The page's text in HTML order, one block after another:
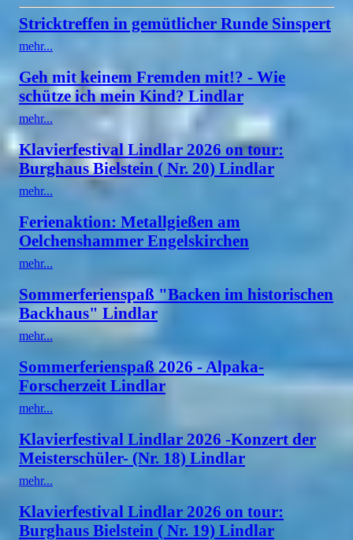
Stricktreffen in gemütlicher Runde Sinspert
mehr...
Geh mit keinem Fremden mit!? - Wie
schütze ich mein Kind? Lindlar
mehr...
Klavierfestival Lindlar 2026 on tour:
Burghaus Bielstein ( Nr. 20) Lindlar
mehr...
Ferienaktion: Metallgießen am
Oelchenshammer Engelskirchen
mehr...
Sommerferienspaß "Backen im historischen
Backhaus" Lindlar
mehr...
Sommerferienspaß 2026 - Alpaka-
Forscherzeit Lindlar
mehr...
Klavierfestival Lindlar 2026 -Konzert der
Meisterschüler- (Nr. 18) Lindlar
mehr...
Klavierfestival Lindlar 2026 on tour:
Burghaus Bielstein ( Nr. 19) Lindlar